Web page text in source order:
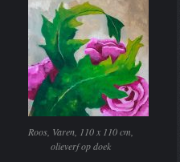
Roos, Varen, 110 x 110 cm,
olieverf op doek